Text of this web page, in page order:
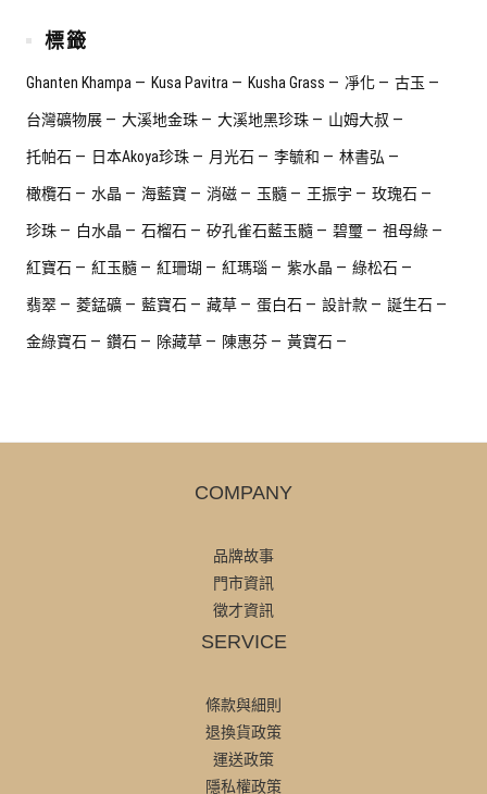
標籤
Ghanten Khampa Kusa Pavitra Kusha Grass 凈化 古玉
台灣礦物展 大溪地金珠 大溪地黑珍珠 山姆大叔
托帕石 日本Akoya珍珠 月光石 李毓和 林書弘
橄欖石 水晶 海藍寶 消磁 玉髓 王振宇 玫瑰石
珍珠 白水晶 石榴石 矽孔雀石藍玉髓 碧璽 祖母綠
紅寶石 紅玉髓 紅珊瑚 紅瑪瑙 紫水晶 綠松石
翡翠 菱錳礦 藍寶石 藏草 蛋白石 設計款 誕生石
金綠寶石 鑽石 除藏草 陳惠芬 黃寶石
COMPANY
品牌故事
門市資訊
徵才資訊
SERVICE
條款與細則
退換貨政策
運送政策
隱私權政策